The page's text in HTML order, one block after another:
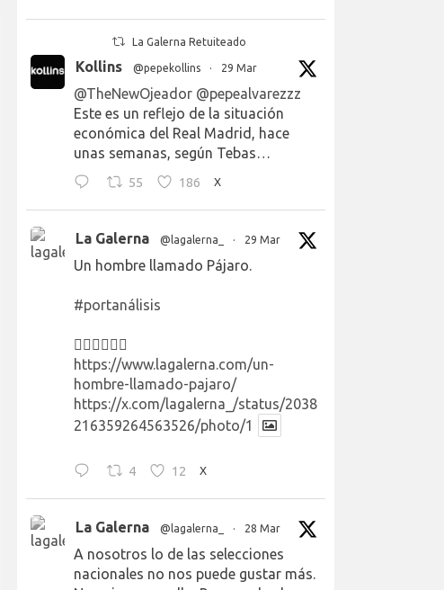
La Galerna Retuiteado
Kollins @pepekollins · 29 Mar
@TheNewOjeador @pepealvarezzz
Este es un reflejo de la situación
económica del Real Madrid, hace
unas semanas, según Tebas…
55 186 X
La Galerna @lagalerna_ · 29 Mar
Un hombre llamado Pájaro.
#portanálisis
👉🏻👉🏻👉🏻
https://www.lagalerna.com/un-
hombre-llamado-pajaro/
https://x.com/lagalerna_/status/2038
216359264563526/photo/1
4 12 X
La Galerna @lagalerna_ · 28 Mar
A nosotros lo de las selecciones
nacionales no nos puede gustar más.